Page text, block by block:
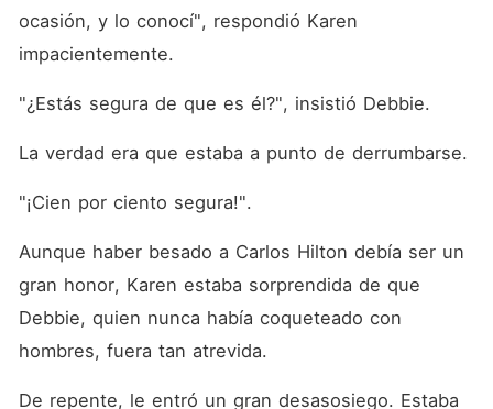
ocasión, y lo conocí", respondió Karen
impacientemente.
"¿Estás segura de que es él?", insistió Debbie.
La verdad era que estaba a punto de derrumbarse.
"¡Cien por ciento segura!".
Aunque haber besado a Carlos Hilton debía ser un
gran honor, Karen estaba sorprendida de que
Debbie, quien nunca había coqueteado con
hombres, fuera tan atrevida.
De repente, le entró un gran desasosiego. Estaba